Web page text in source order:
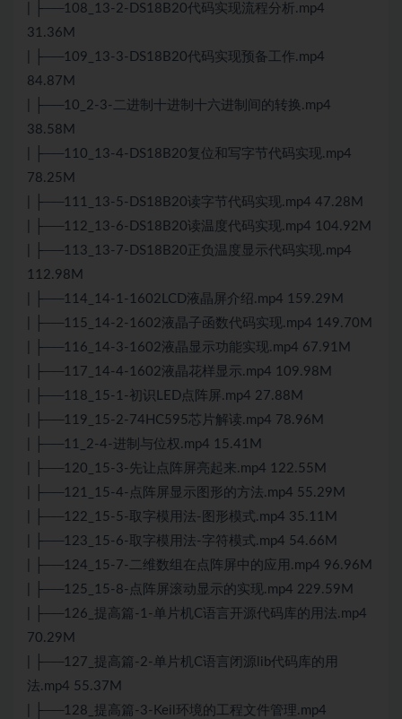
| ├──108_13-2-DS18B20代码实现流程分析.mp4
31.36M
| ├──109_13-3-DS18B20代码实现预备工作.mp4
84.87M
| ├──10_2-3-二进制十进制十六进制间的转换.mp4
38.58M
| ├──110_13-4-DS18B20复位和写字节代码实现.mp4
78.25M
| ├──111_13-5-DS18B20读字节代码实现.mp4 47.28M
| ├──112_13-6-DS18B20读温度代码实现.mp4 104.92M
| ├──113_13-7-DS18B20正负温度显示代码实现.mp4
112.98M
| ├──114_14-1-1602LCD液晶屏介绍.mp4 159.29M
| ├──115_14-2-1602液晶子函数代码实现.mp4 149.70M
| ├──116_14-3-1602液晶显示功能实现.mp4 67.91M
| ├──117_14-4-1602液晶花样显示.mp4 109.98M
| ├──118_15-1-初识LED点阵屏.mp4 27.88M
| ├──119_15-2-74HC595芯片解读.mp4 78.96M
| ├──11_2-4-进制与位权.mp4 15.41M
| ├──120_15-3-先让点阵屏亮起来.mp4 122.55M
| ├──121_15-4-点阵屏显示图形的方法.mp4 55.29M
| ├──122_15-5-取字模用法-图形模式.mp4 35.11M
| ├──123_15-6-取字模用法-字符模式.mp4 54.66M
| ├──124_15-7-二维数组在点阵屏中的应用.mp4 96.96M
| ├──125_15-8-点阵屏滚动显示的实现.mp4 229.59M
| ├──126_提高篇-1-单片机 C语言 开源代码库的用法.mp4
70.29M
| ├──127_提高篇-2-单片机 C语言 闭源lib代码库的用
法.mp4 55.37M
| ├──128_提高篇-3-Keil环境的工程文件管理.mp4